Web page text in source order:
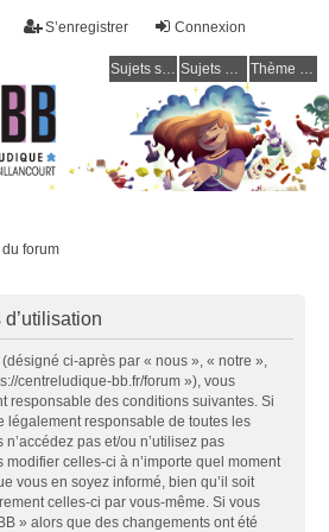
Connexion
S’enregistrer
Sujets sans réponse Sujets actifs Thème clair / foncé
du forum
ci-après par « nous », « notre »,
centreludique-bb.fr/forum »), vous
responsable des conditions suivantes. Si
légalement responsable de toutes les
pas et/ou n’utilisez pas
celles-ci à n’importe quel moment
vous en soyez informé, bien qu’il soit
celles-ci par vous-même. Si vous
» alors que des changements ont été